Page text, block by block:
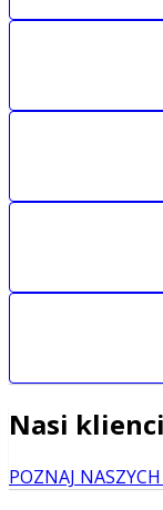
Nasi klienci
POZNAJ